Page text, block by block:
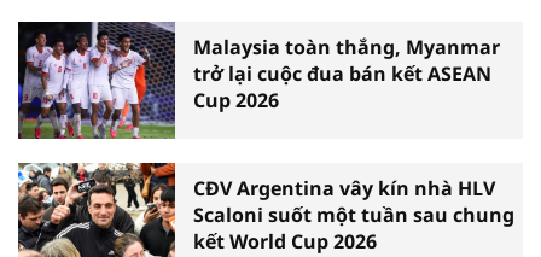
Malaysia toàn thắng, Myanmar
trở lại cuộc đua bán kết ASEAN
Cup 2026
CĐV Argentina vây kín nhà HLV
Scaloni suốt một tuần sau chung
kết World Cup 2026